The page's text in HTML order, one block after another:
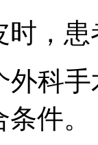
时，
外科
件。